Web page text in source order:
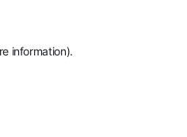
information).